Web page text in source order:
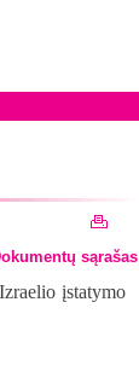
sąrašas
įstatymo